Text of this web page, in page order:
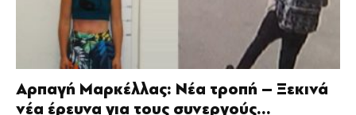
Αρπαγή Μαρκέλλας: Νέα τροπή – Ξεκινά
νέα έρευνα για τους συνεργούς...